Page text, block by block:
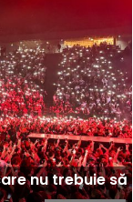
nu trebuie să